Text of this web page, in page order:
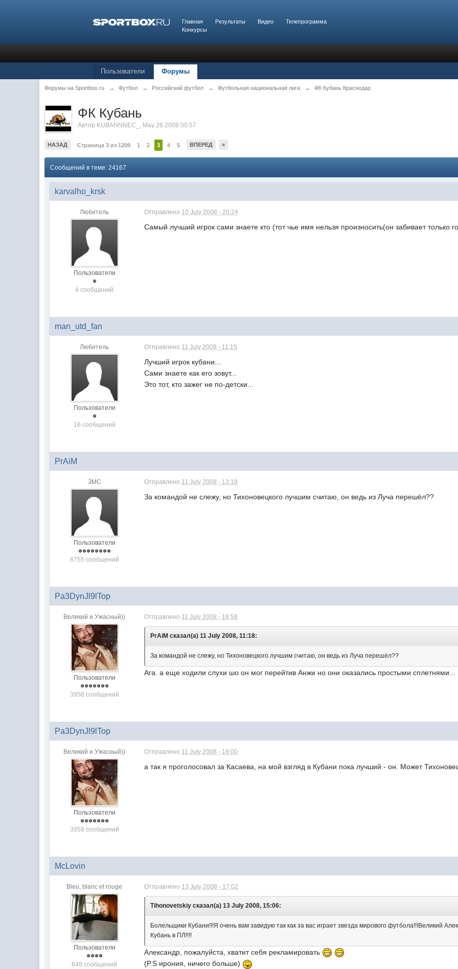
Главная Результаты Видео
Телепрограмма
Конкурсы
Пользователи Форумы
Форумы на Sportbox.ru → Футбол → Российский футбол → Футбольная национальная лига → ФК Кубань Краснодар
ФК Кубань
Автор KUBANNNEC_ , May 26 2008 00:57
НАЗАД Страница 3 из 1209 1 2 3 4 5 ВПЕРЕД »
Сообщений в теме: 24167
karvalho_krsk
Любитель
Пользователи
4 сообщений
Отправлено 10 July 2008 - 20:24
Самый лучший игрок сами знаете кто (тот чье имя нельзя произносить(он забивает только
man_utd_fan
Любитель
Пользователи
16 сообщений
Отправлено 11 July 2008 - 11:15
Лучший игрок кубани...
Сами знаете как его зовут...
Это тот, кто зажег не по-детски...
PrAiM
ЗМС
Пользователи
6755 сообщений
Отправлено 11 July 2008 - 13:18
За командой не слежу, но Тихоновецкого лучшим считаю, он ведь из Луча перешёл??
Pa3DynJl9lTop
Великий и Ужасный))
Пользователи
3958 сообщений
Отправлено 11 July 2008 - 18:58
PrAiM сказал(а) 11 July 2008, 11:18:
За командой не слежу, но Тихоновецкого лучшим считаю, он ведь из Луча перешёл??
Ага. а еще ходили слухи шо он мог перейтив Анжи но они оказались простыми сплетнями...
Pa3DynJl9lTop
Великий и Ужасный))
Пользователи
3958 сообщений
Отправлено 11 July 2008 - 19:00
а так я проголосовал за Касаева, на мой взгляд в Кубани пока лучший - он. Может
McLovin
Bleu, blanc et rouge
Пользователи
648 сообщений
Отправлено 13 July 2008 - 17:02
Tihonovetskiy сказал(а) 13 July 2008, 15:06:
Болельщики Кубани!!!Я очень вам завидую так как за вас играет звезда мирового футбола!!!Великий
Кубань в ПЛ!!!!
Александр, пожалуйста, хватит себя рекламировать
(P.S ирония, ничего больше)